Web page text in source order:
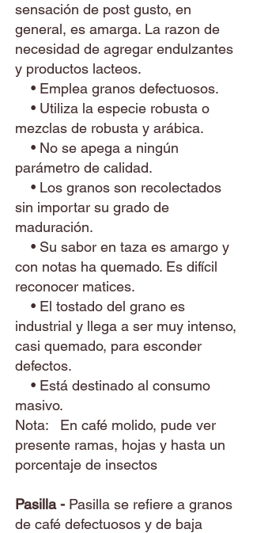
sensación de post gusto, en
general, es amarga. La razon de
necesidad de agregar endulzantes
y productos lacteos.
• Emplea granos defectuosos.
• Utiliza la especie robusta o
mezclas de robusta y arábica.
• No se apega a ningún
parámetro de calidad.
• Los granos son recolectados
sin importar su grado de
maduración.
• Su sabor en taza es amargo y
con notas ha quemado. Es difícil
reconocer matices.
• El tostado del grano es
industrial y llega a ser muy intenso,
casi quemado, para esconder
defectos.
• Está destinado al consumo
masivo.
Nota: En café molido, pude ver
presente ramas, hojas y hasta un
porcentaje de insectos
Pasilla - Pasilla se refiere a granos
de café defectuosos y de baja